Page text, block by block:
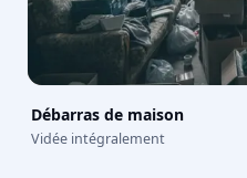
Débarras de maison
Vidée intégralement